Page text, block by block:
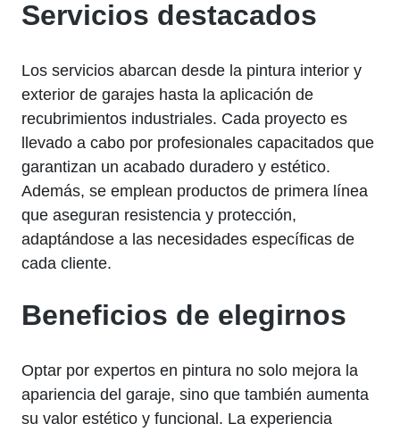
Servicios destacados
Los servicios abarcan desde la pintura interior y
exterior de garajes hasta la aplicación de
recubrimientos industriales. Cada proyecto es
llevado a cabo por profesionales capacitados que
garantizan un acabado duradero y estético.
Además, se emplean productos de primera línea
que aseguran resistencia y protección,
adaptándose a las necesidades específicas de
cada cliente.
Beneficios de elegirnos
Optar por expertos en pintura no solo mejora la
apariencia del garaje, sino que también aumenta
su valor estético y funcional. La experiencia